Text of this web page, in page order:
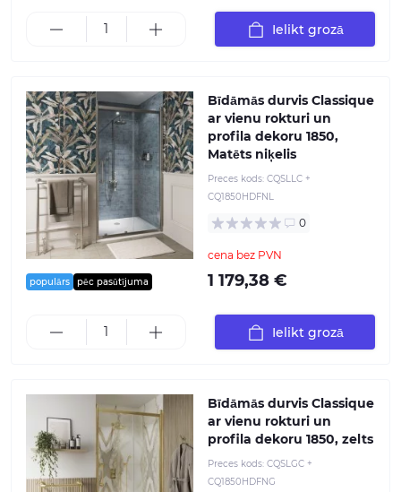
Ielikt grozā
populārs pēc pasūtījuma
Bīdāmās durvis Classique
ar vienu rokturi un
profila dekoru 1850,
Matēts niķelis
Preces kods: CQSLLC +
CQ1850HDFNL
0
cena bez PVN
1 179,38 €
Ielikt grozā
Bīdāmās durvis Classique
ar vienu rokturi un
profila dekoru 1850, zelts
Preces kods: CQSLGC +
CQ1850HDFNG